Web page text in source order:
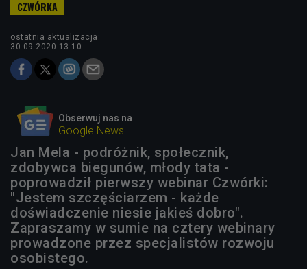
ostatnia aktualizacja:
30.09.2020 13:10
Obserwuj nas na
Google News
Jan Mela - podróżnik, społecznik,
zdobywca biegunów, młody tata -
poprowadził pierwszy webinar Czwórki:
"Jestem szczęściarzem - każde
doświadczenie niesie jakieś dobro".
Zapraszamy w sumie na cztery webinary
prowadzone przez specjalistów rozwoju
osobistego.